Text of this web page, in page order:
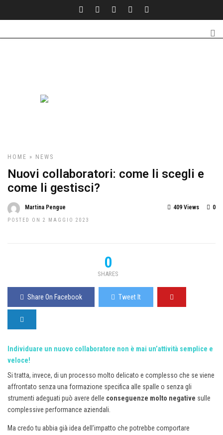
HOME » NEWS
Nuovi collaboratori: come li scegli e
come li gestisci?
Martina Pengue
POSTED ON 2 MAGGIO 2023
0
409 Views
0
SHARES
Share On Facebook Tweet It
Individuare un nuovo collaboratore non è mai un’attività semplice e
veloce!
Si tratta, invece, di un processo molto delicato e complesso che se viene
affrontato senza una formazione specifica alle spalle o senza gli
strumenti adeguati può avere delle conseguenze molto negative sulle
complessive performance aziendali.
Ma credo tu abbia già idea dell’impatto che potrebbe comportare